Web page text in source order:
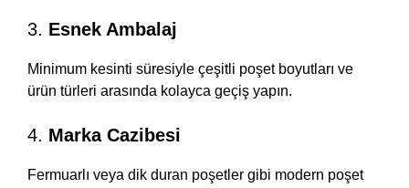
3. Esnek Ambalaj
Minimum kesinti süresiyle çeşitli poşet boyutları ve
ürün türleri arasında kolayca geçiş yapın.
4. Marka Cazibesi
Fermuarlı veya dik duran poşetler gibi modern poşet